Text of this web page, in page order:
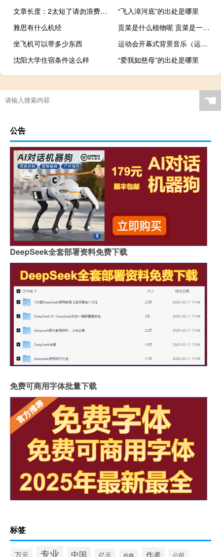
文章长度：2太短了请勿浪费资源
“飞入漳河底”的出处是哪里
雅思有什么机经
贡菜是什么植物呢 贡菜是一年生草本植物吗
坐飞机可以带多少东西
运动会开幕式背景音乐（运动会开幕式音乐）
沈阳大学住宿条件这么样
“爱我如慈母”的出处是哪里
☚
公告
DeepSeek全套部署资料免费下载
免费可商用字体批量下载
标签
万元 专业 中国 亿元 价格 作者 公司